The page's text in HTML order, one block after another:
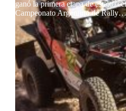
ganó la primera etapa de esta
Campeonato Argentino de Rally…